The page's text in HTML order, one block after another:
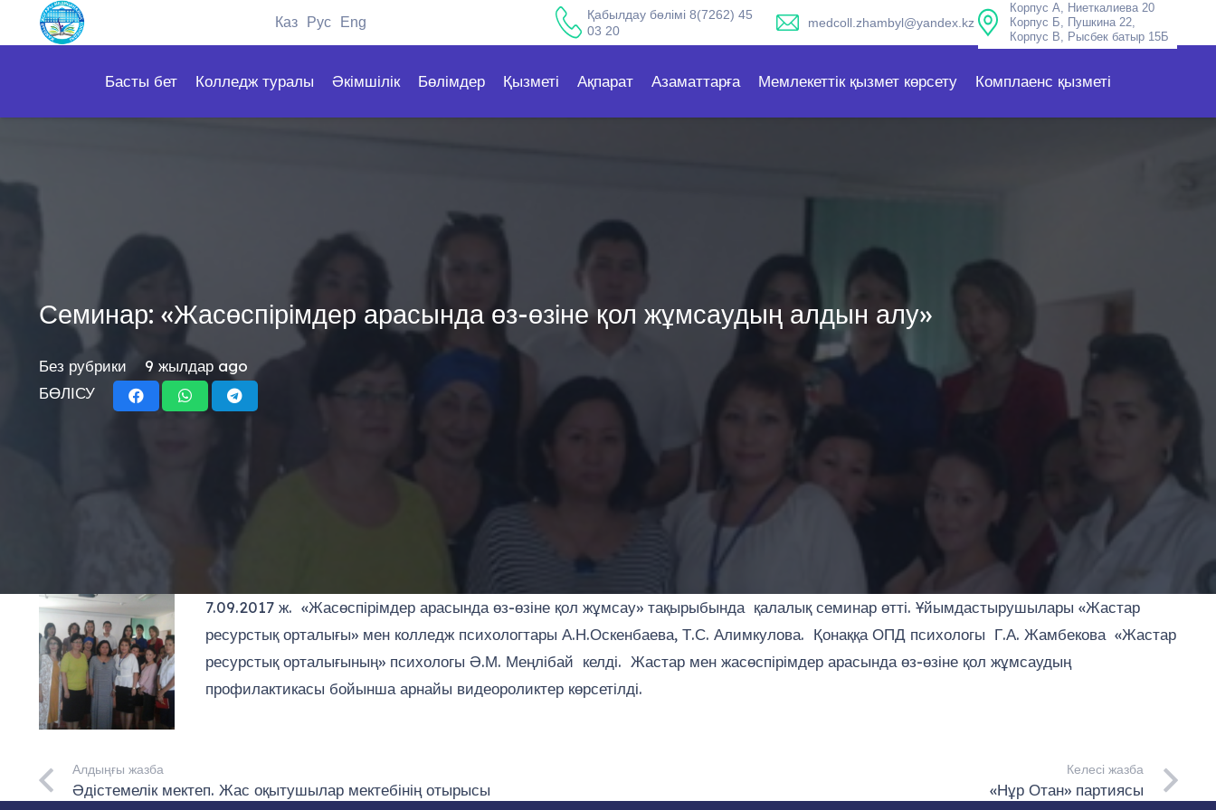
Каз Рус Eng
Қабылдау бөлімі 8(7262) 45
03 20
medcoll.zhambyl@yandex.kz
Корпус А, Ниеткалиева 20
Корпус Б, Пушкина 22,
Корпус В, Рысбек батыр 15Б
Басты бет Колледж туралы Әкімшілік Бөлімдер Қызметі Ақпарат Азаматтарға Мемлекеттік қызмет көрсету Комплаенс қызметі
Семинар: «Жасөспірімдер арасында өз-өзіне қол жұмсаудың алдын алу»
Без рубрики
9 жылдар ago
БӨЛІСУ
7.09.2017 ж. «Жасөспірімдер арасында өз-өзіне қол жұмсау» тақырыбында қалалық семинар өтті. Ұйымдастырушылары «Жастар
ресурстық орталығы» мен колледж психологтары А.Н.Оскенбаева, Т.С. Алимкулова. Қонаққа ОПД психологы Г.А. Жамбекова «Жастар
ресурстық орталығының» психологы Ә.М. Меңлібай келді. Жастар мен жасөспірімдер арасында өз-өзіне қол жұмсаудың
профилактикасы бойынша арнайы видеороликтер көрсетілді.
Алдыңғы жазба
Әдістемелік мектеп. Жас оқытушылар мектебінің отырысы
Келесі жазба
«Нұр Отан» партиясы